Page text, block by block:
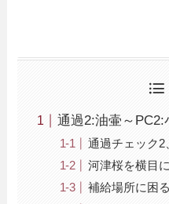
通過2:油壷～PC2:
通過チェック2
河津桜を横目に
補給場所に困る